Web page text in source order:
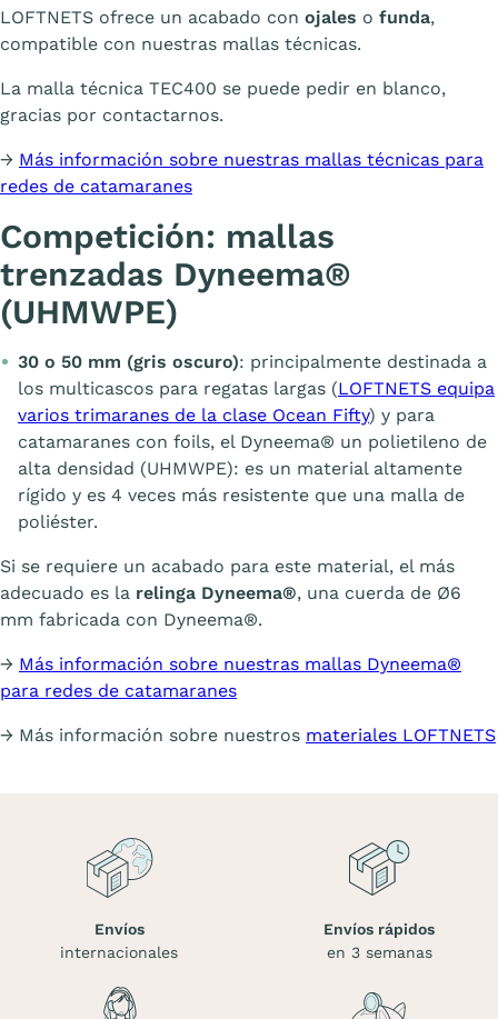
LOFTNETS ofrece un acabado con ojales o funda,
compatible con nuestras mallas técnicas.
La malla técnica TEC400 se puede pedir en blanco,
gracias por contactarnos.
→ Más información sobre nuestras mallas técnicas para
redes de catamaranes
Competición: mallas
trenzadas Dyneema®
(UHMWPE)
30 o 50 mm (gris oscuro): principalmente destinada a
los multicascos para regatas largas (LOFTNETS equipa
varios trimaranes de la clase Ocean Fifty) y para
catamaranes con foils, el Dyneema® un polietileno de
alta densidad (UHMWPE): es un material altamente
rígido y es 4 veces más resistente que una malla de
poliéster.
Si se requiere un acabado para este material, el más
adecuado es la relinga Dyneema®, una cuerda de Ø6
mm fabricada con Dyneema®.
→ Más información sobre nuestras mallas Dyneema®
para redes de catamaranes
→ Más información sobre nuestros materiales LOFTNETS
Envíos
internacionales
Envíos rápidos
en 3 semanas